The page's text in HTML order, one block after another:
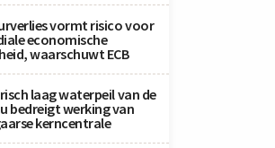
vormt risico voor
economische
waarschuwt ECB
laag waterpeil van de
bedreigt werking van
kerncentrale